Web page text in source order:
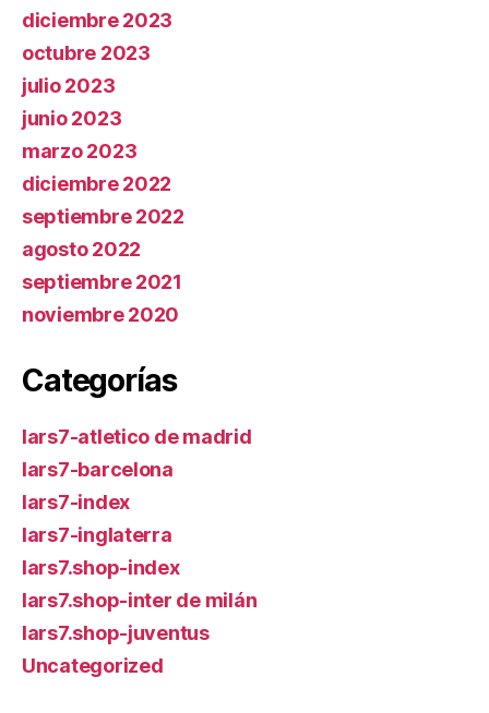
diciembre 2023
octubre 2023
julio 2023
junio 2023
marzo 2023
diciembre 2022
septiembre 2022
agosto 2022
septiembre 2021
noviembre 2020
Categorías
lars7-atletico de madrid
lars7-barcelona
lars7-index
lars7-inglaterra
lars7.shop-index
lars7.shop-inter de milán
lars7.shop-juventus
Uncategorized